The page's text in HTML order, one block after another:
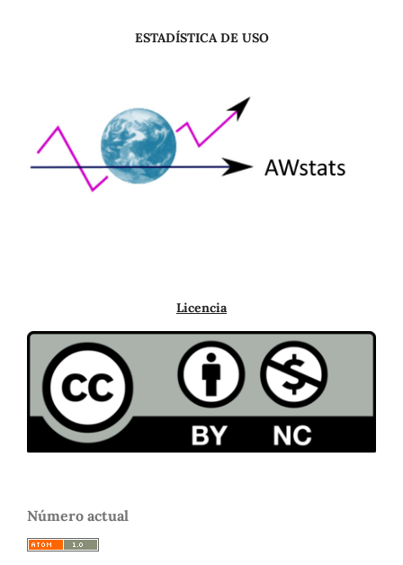
ESTADÍSTICA DE USO
Licencia
Número actual